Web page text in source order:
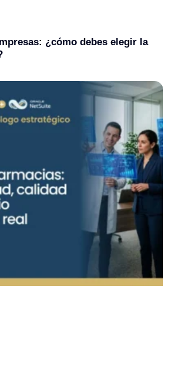
¿cómo debes elegir la